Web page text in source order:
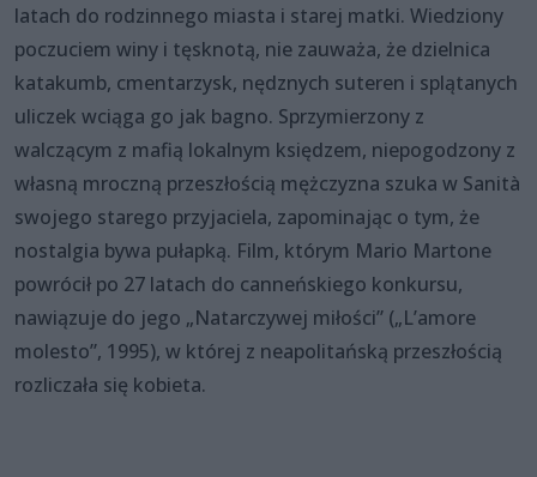
latach do rodzinnego miasta i starej matki. Wiedziony
poczuciem winy i tęsknotą, nie zauważa, że dzielnica
katakumb, cmentarzysk, nędznych suteren i splątanych
uliczek wciąga go jak bagno. Sprzymierzony z
walczącym z mafią lokalnym księdzem, niepogodzony z
własną mroczną przeszłością mężczyzna szuka w Sanità
swojego starego przyjaciela, zapominając o tym, że
nostalgia bywa pułapką. Film, którym Mario Martone
powrócił po 27 latach do canneńskiego konkursu,
nawiązuje do jego „Natarczywej miłości” („L’amore
molesto”, 1995), w której z neapolitańską przeszłością
rozliczała się kobieta.